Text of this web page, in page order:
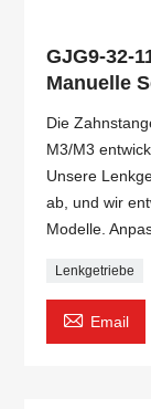
GJG9-32-
Manuelle
Die
M3/M3
Unsere
ab, und wir
Modelle.
Lenkgetriebe
 Email